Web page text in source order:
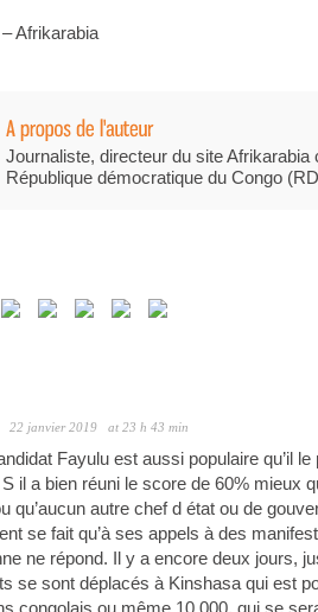
Afrikarabia
Journaliste, directeur du site
République démocratique du Congo
22 janvier 2019 at 23 h 43 min
Fayulu est aussi populaire qu’il
il a bien réuni le score de 60% mieux
qu’aucun autre chef d état ou de
se fait qu’à ses appels à des
ne répond. Il y a encore deux jours,
se sont déplacés à Kinshasa qui est
congolais ou même 10 000, qui se